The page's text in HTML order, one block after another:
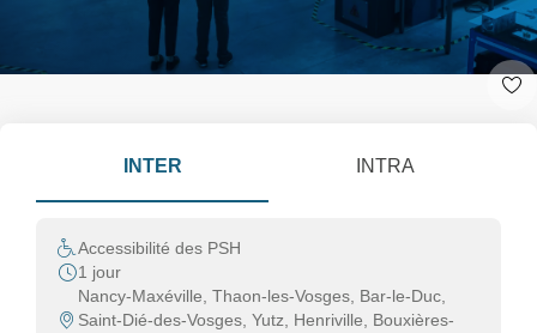
INTER INTRA
Accessibilité des PSH
1 jour
Nancy-Maxéville, Thaon-les-Vosges, Bar-le-Duc,
Saint-Dié-des-Vosges, Yutz, Henriville, Bouxières-